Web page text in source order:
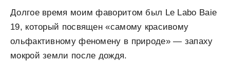
Долгое время моим фаворитом был Le Labo Baie
19, который посвящен «самому красивому
ольфактивному феномену в природе» — запаху
мокрой земли после дождя.